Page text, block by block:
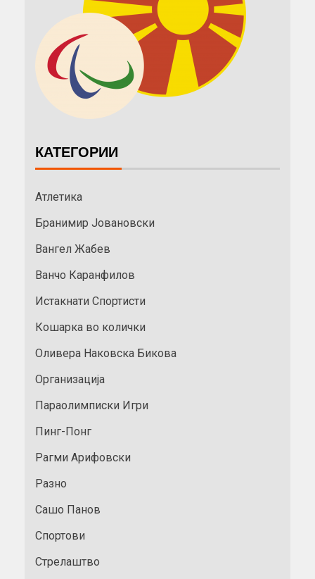
КАТЕГОРИИ
Атлетика
Бранимир Јовановски
Вангел Жабев
Ванчо Каранфилов
Истакнати Спортисти
Кошарка во колички
Оливера Наковска Бикова
Организација
Параолимписки Игри
Пинг-Понг
Рагми Арифовски
Разно
Сашо Панов
Спортови
Стрелаштво